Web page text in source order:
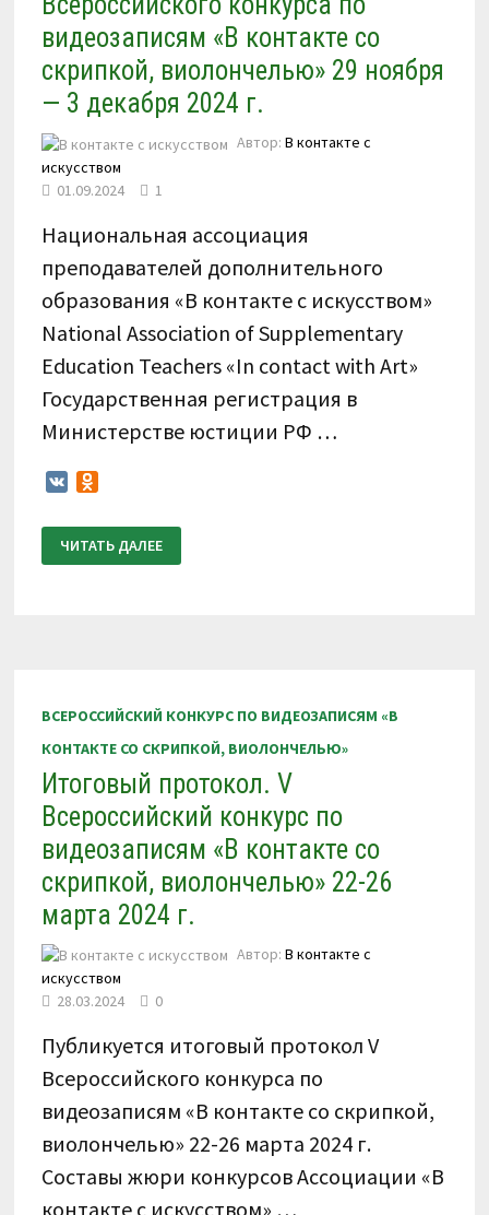
видеозаписям «В контакте со
скрипкой, виолончелью» 29 ноября
— 3 декабря 2024 г.
Автор:В контакте с
искусством
01.09.2024
1
Национальная ассоциация
преподавателей дополнительного
образования «В контакте с искусством»
National Association of Supplementary
Education Teachers «In contact with Art»
Государственная регистрация в
Министерстве юстиции РФ …
VK
О
ПРОВЕДЕНИИ
ВИОЛОНЧЕЛЬЮ»
НОЯБРЯ
3
ДЕКАБРЯ
2024
Г.
ЧИТАТЬ ДАЛЕЕ
ВСЕРОССИЙСКИЙ КОНКУРС ПО ВИДЕОЗАПИСЯМ «В
КОНТАКТЕ СО СКРИПКОЙ, ВИОЛОНЧЕЛЬЮ»
Итоговый протокол. V
Всероссийский конкурс по
видеозаписям «В контакте со
скрипкой, виолончелью» 22-26
марта 2024 г.
Автор:В контакте с
искусством
28.03.2024
0
Публикуется итоговый протокол V
Всероссийского конкурса по
видеозаписям «В контакте со скрипкой,
виолончелью» 22-26 марта 2024 г.
Составы жюри конкурсов Ассоциации «В
контакте с искусством» …